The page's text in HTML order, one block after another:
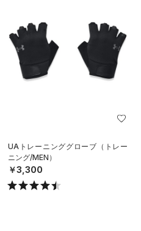
UAトレーニンググローブ（トレー
ニング/MEN）
￥3,300